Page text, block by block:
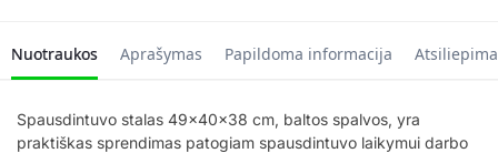
Nuotraukos Aprašymas Papildoma informacija
Spausdintuvo stalas 49x40x38 cm, baltos spalvos, yra
praktiškas sprendimas patogiam spausdintuvo laikymui darbo